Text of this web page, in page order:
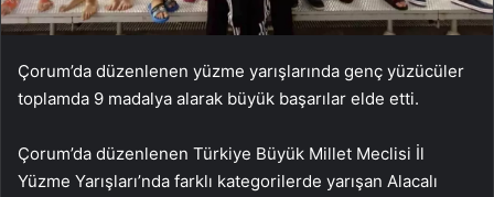
Çorum’da düzenlenen yüzme yarışlarında genç yüzücüler
toplamda 9 madalya alarak büyük başarılar elde etti.
Çorum’da düzenlenen Türkiye Büyük Millet Meclisi İl
Yüzme Yarışları’nda farklı kategorilerde yarışan Alacalı